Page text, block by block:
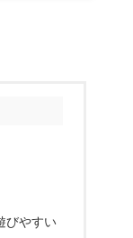
びやすい